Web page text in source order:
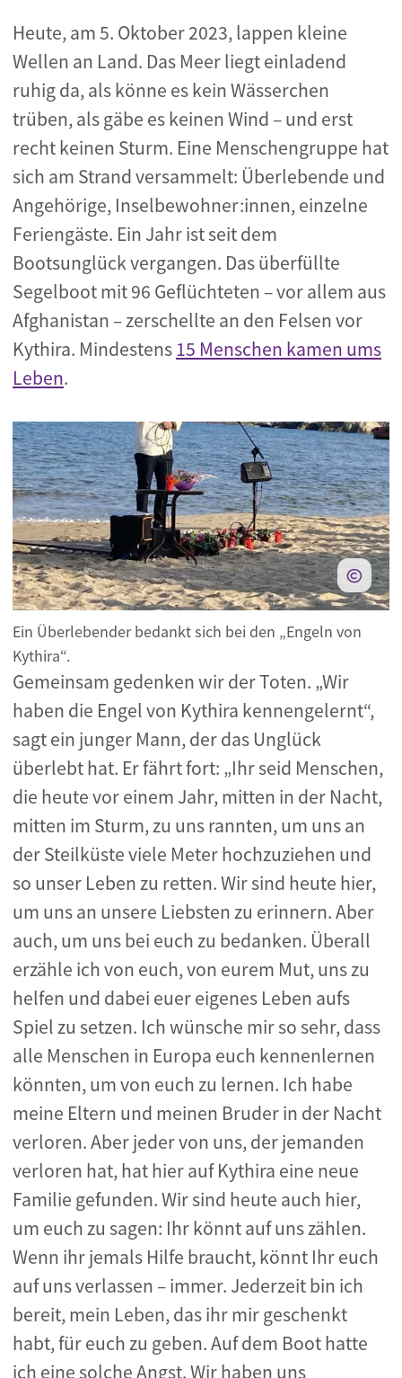
Heute, am 5. Oktober 2023, lappen kleine
Wellen an Land. Das Meer liegt einladend
ruhig da, als könne es kein Wässerchen
trüben, als gäbe es keinen Wind – und erst
recht keinen Sturm. Eine Menschengruppe hat
sich am Strand versammelt: Überlebende und
Angehörige, Inselbewohner:innen, einzelne
Feriengäste. Ein Jahr ist seit dem
Bootsunglück vergangen. Das überfüllte
Segelboot mit 96 Geflüchteten – vor allem aus
Afghanistan – zerschellte an den Felsen vor
Kythira. Mindestens15 Menschen kamen ums
Leben.
Ein Überlebender bedankt sich bei den „Engeln von
Kythira“.
Gemeinsam gedenken wir der Toten. „Wir
haben die Engel von Kythira kennengelernt“,
sagt ein junger Mann, der das Unglück
überlebt hat. Er fährt fort: „Ihr seid Menschen,
die heute vor einem Jahr, mitten in der Nacht,
mitten im Sturm, zu uns rannten, um uns an
der Steilküste viele Meter hochzuziehen und
so unser Leben zu retten. Wir sind heute hier,
um uns an unsere Liebsten zu erinnern. Aber
auch, um uns bei euch zu bedanken. Überall
erzähle ich von euch, von eurem Mut, uns zu
helfen und dabei euer eigenes Leben aufs
Spiel zu setzen. Ich wünsche mir so sehr, dass
alle Menschen in Europa euch kennenlernen
könnten, um von euch zu lernen. Ich habe
meine Eltern und meinen Bruder in der Nacht
verloren. Aber jeder von uns, der jemanden
verloren hat, hat hier auf Kythira eine neue
Familie gefunden. Wir sind heute auch hier,
um euch zu sagen: Ihr könnt auf uns zählen.
Wenn ihr jemals Hilfe braucht, könnt Ihr euch
auf uns verlassen – immer. Jederzeit bin ich
bereit, mein Leben, das ihr mir geschenkt
habt, für euch zu geben. Auf dem Boot hatte
ich eine solche Angst. Wir haben uns